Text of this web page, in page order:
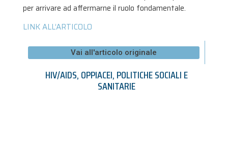
per arrivare ad affermarne il ruolo fondamentale.
LINK ALL’ARTICOLO
Vai all'articolo originale
HIV/AIDS,OPPIACEI,POLITICHE SOCIALI E
SANITARIE